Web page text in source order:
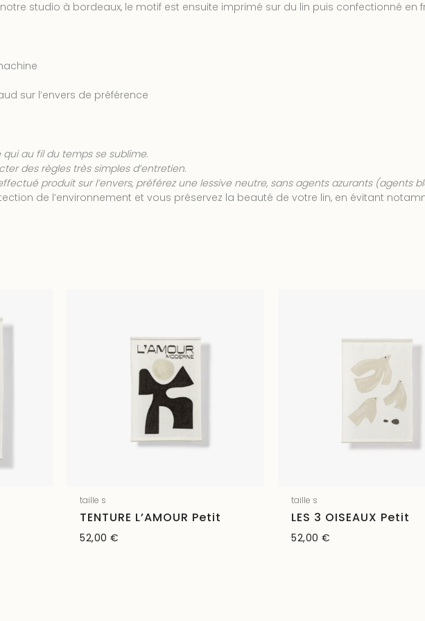
studio à bordeaux, le motif est ensuite imprimé sur du lin puis confectionné en
sur l’envers de préférence
au fil du temps se sublime.
des règles très simples d’entretien.
produit sur l’envers, préférez une lessive neutre, sans agents azurants (agents
de l’environnement et vous préservez la beauté de votre lin, en évitant
taille s
TENTURE L’AMOUR Petit
52,00€
taille s
LES 3 OISEAUX Petit
52,00€